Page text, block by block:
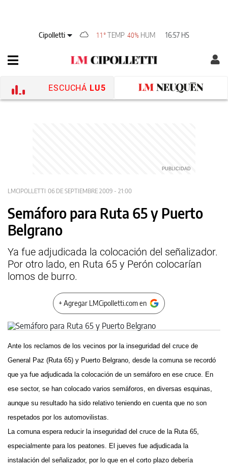
Cipolletti 11° TEMP 40% HUM 16:57 HS
ESCUCHÁ LU5
LMCIPOLLETTI 06 DE SEPTIEMBRE 2009 - 21:00
Semáforo para Ruta 65 y Puerto
Belgrano
Ya fue adjudicada la colocación del señalizador.
Por otro lado, en Ruta 65 y Perón colocarían
lomos de burro.
+ Agregar LMCipolletti.com en
Ante los reclamos de los vecinos por la inseguridad del cruce de
General Paz (Ruta 65) y Puerto Belgrano, desde la comuna se recordó
que ya fue adjudicada la colocación de un semáforo en ese cruce. En
ese sector, se han colocado varios semáforos, en diversas esquinas,
aunque su resultado ha sido relativo teniendo en cuenta que no son
respetados por los automovilistas.
La comuna espera reducir la inseguridad del cruce de la Ruta 65,
especialmente para los peatones. El jueves fue adjudicada la
instalación del señalizador, por lo que en el corto plazo debería